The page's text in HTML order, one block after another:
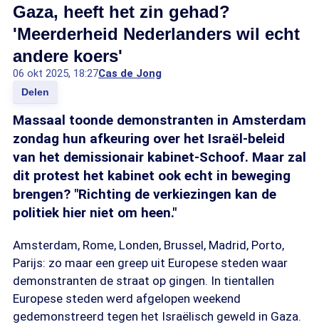
Gaza, heeft het zin gehad?
'Meerderheid Nederlanders wil echt
andere koers'
06 okt 2025, 18:27Cas de Jong
Delen
Massaal toonde demonstranten in Amsterdam
zondag hun afkeuring over het Israël-beleid
van het demissionair kabinet-Schoof. Maar zal
dit protest het kabinet ook echt in beweging
brengen? "Richting de verkiezingen kan de
politiek hier niet om heen."
Amsterdam, Rome, Londen, Brussel, Madrid, Porto,
Parijs: zo maar een greep uit Europese steden waar
demonstranten de straat op gingen. In tientallen
Europese steden werd afgelopen weekend
gedemonstreerd tegen het Israëlisch geweld in Gaza.